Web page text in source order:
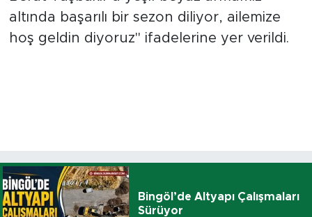
altında başarılı bir sezon diliyor, ailemize
hoş geldin diyoruz" ifadelerine yer verildi.
Bingöl’de Altyapı Çalışmaları
Sürüyor